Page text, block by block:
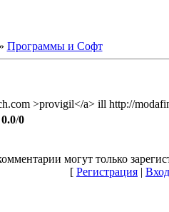
» Программы и Софт
>provigil</a> ill http://
0.0/0
могут только
[ Регистрация | Вход